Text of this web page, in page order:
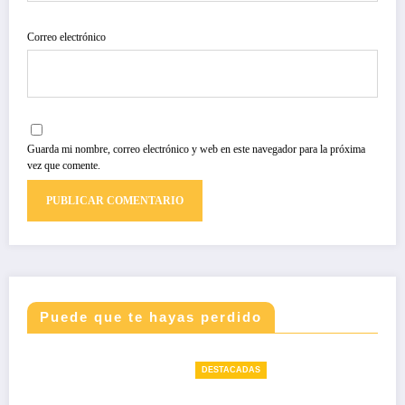
Correo electrónico
Guarda mi nombre, correo electrónico y web en este navegador para la próxima
vez que comente.
Puede que te hayas perdido